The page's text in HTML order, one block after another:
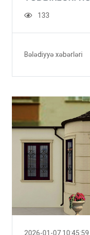
133
Bələdiyyə xəbərləri